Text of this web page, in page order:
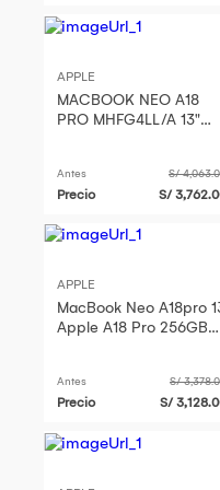
APPLE
MACBOOK NEO A18
PRO MHFG4LL/A 13"
Antes S/
Precio S/
APPLE
MacBook Neo A18pro
Apple A18 Pro 256GB
Antes S/
Precio S/